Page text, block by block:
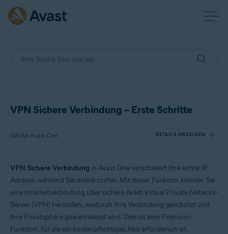
VPN Sichere Verbindung – Erste Schritte
Gilt für Avast One DETAILS ANZEIGEN
Betriebssysteme:
VPN Sichere Verbindung in Avast One verschleiert Ihre echte IP-
Adresse, während Sie online surfen. Mit dieser Funktion können Sie
eine Internetverbindung über sichere Avast Virtual Private Network-
Server (VPN) herstellen, wodurch Ihre Verbindung geschützt und
Ihre Privatsphäre gewährleistet wird. Dies ist eine Premium-
Funktion, für die ein kostenpflichtiges Abo erforderlich ist.